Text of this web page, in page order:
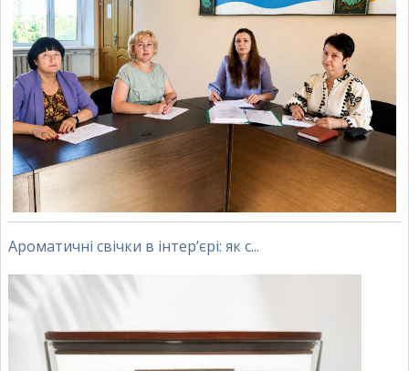
Ароматичні свічки в інтер’єрі: як с...